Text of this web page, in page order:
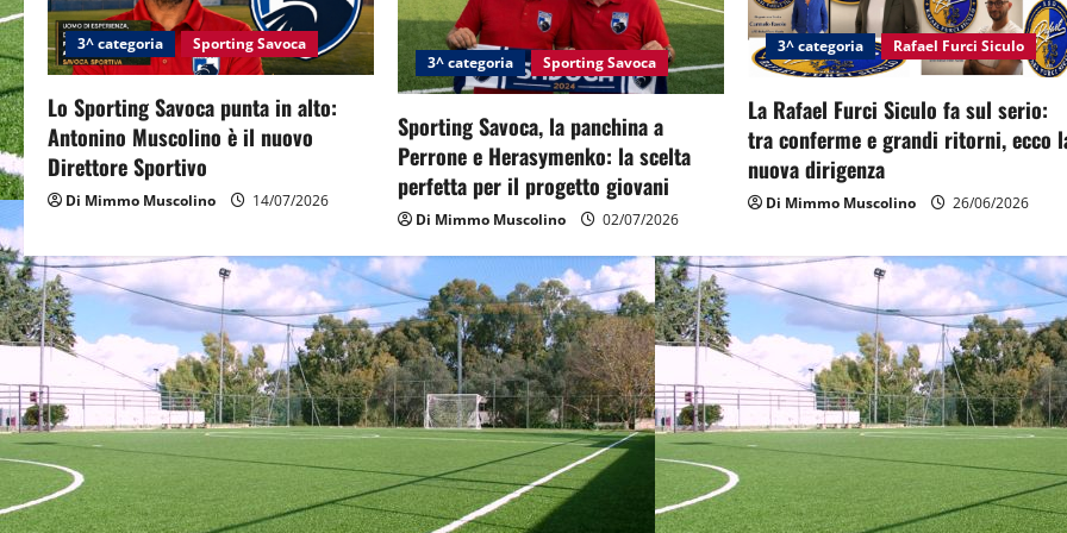
i
g
a
t
i
o
n
3^ categoria Sporting Savoca
Lo Sporting Savoca punta in alto:
Antonino Muscolino è il nuovo
Direttore Sportivo
Di Mimmo Muscolino 14/07/2026
3^ categoria Sporting Savoca
Sporting Savoca, la panchina a
Perrone e Herasymenko: la scelta
perfetta per il progetto giovani
Di Mimmo Muscolino 02/07/2026
3^ categoria Rafael Furci Siculo
La Rafael Furci Siculo fa sul serio:
tra conferme e grandi ritorni, ecco
nuova dirigenza
Di Mimmo Muscolino 26/06/2026